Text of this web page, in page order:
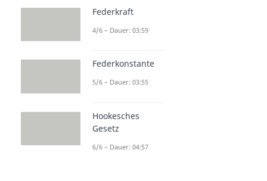
Federkraft
4/6 – Dauer: 03:59
Federkonstante
5/6 – Dauer: 03:55
Hookesches
Gesetz
6/6 – Dauer: 04:57